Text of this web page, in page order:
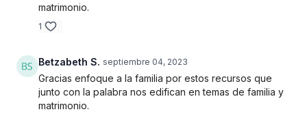
matrimonio.
1
Betzabeth S. septiembre 04, 2023
Gracias enfoque a la familia por estos recursos que
junto con la palabra nos edifican en temas de familia y
matrimonio.